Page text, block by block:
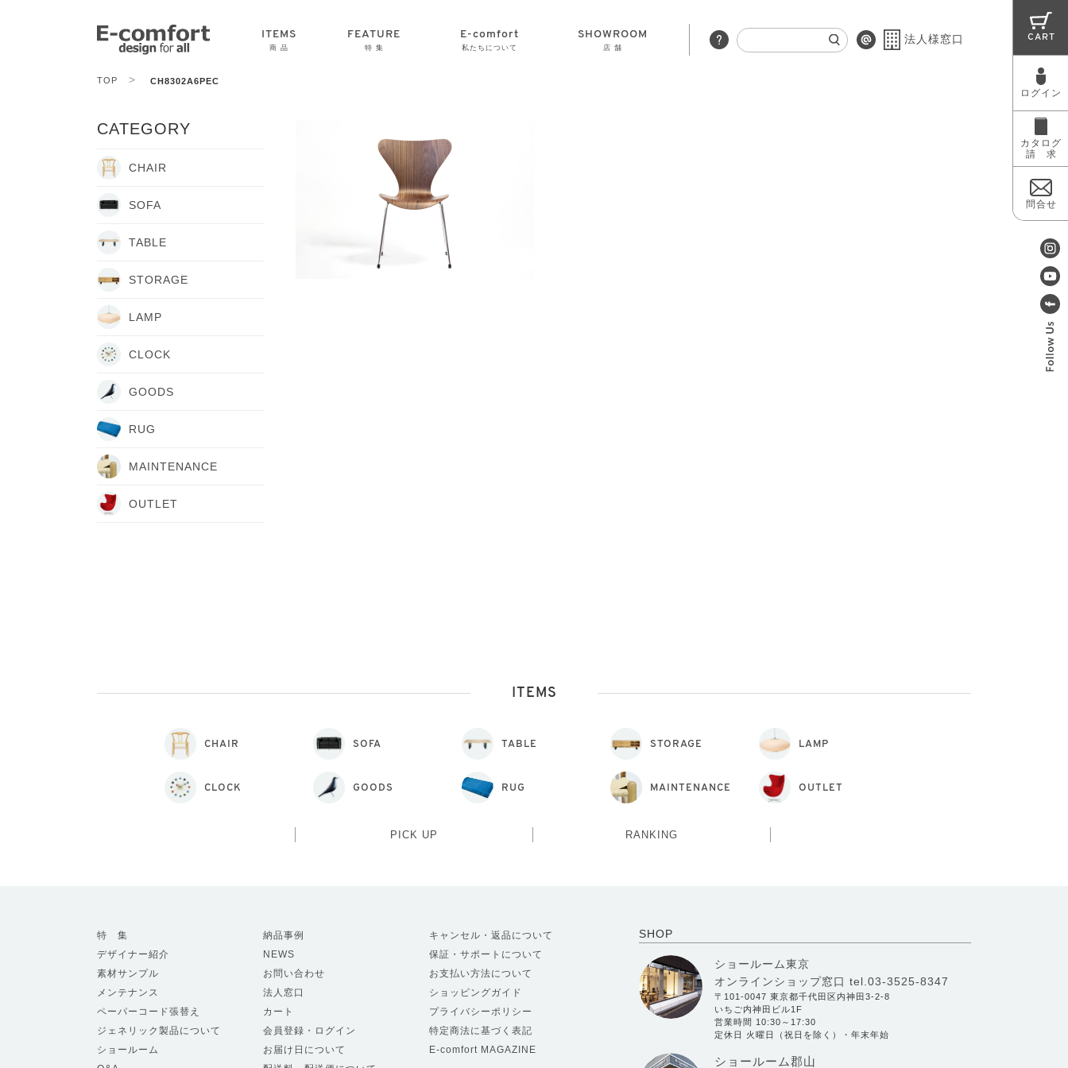
ITEMS
商 品
FEATURE
特 集
E-comfort
私たちについて
SHOWROOM
店 舗
法人様窓口 CART
ログイン
カタログ
請 求
問合せ
TOP > CH8302A6PEC
CATEGORY
CHAIR
SOFA
TABLE
STORAGE
LAMP
CLOCK
GOODS
RUG
MAINTENANCE
OUTLET
ITEMS
CHAIR SOFA TABLE STORAGE LAMP
CLOCK GOODS RUG MAINTENANCE OUTLET
PICK UP RANKING
SHOP
ショールーム東京
オンラインショップ窓口 tel.03-3525-8347
〒101-0047 東京都千代田区内神田3-2-8
いちご内神田ビル1F
営業時間 10:30～17:30
定休日 火曜日（祝日を除く）・年末年始
ショールーム郡山
特 集
デザイナー紹介
素材サンプル
メンテナンス
ペーパーコード張替え
ジェネリック製品について
ショールーム
納品事例
NEWS
お問い合わせ
法人窓口
カート
会員登録・ログイン
お届け日について
キャンセル・返品について
保証・サポートについて
お支払い方法について
ショッピングガイド
プライバシーポリシー
特定商法に基づく表記
E-comfort MAGAZINE